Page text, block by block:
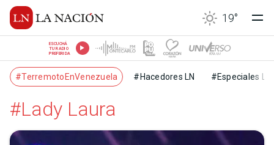
19°
ESCUCHÁ
TU RADIO
PREFERIDA
#TerremotoEnVenezuela #Hacedores LN #Especiales LN
#Lady Laura